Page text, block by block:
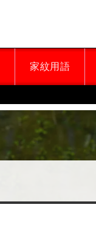
家紋用語